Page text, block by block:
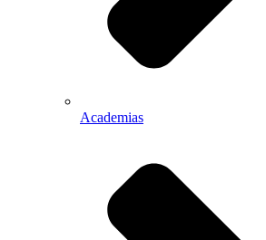
Academias